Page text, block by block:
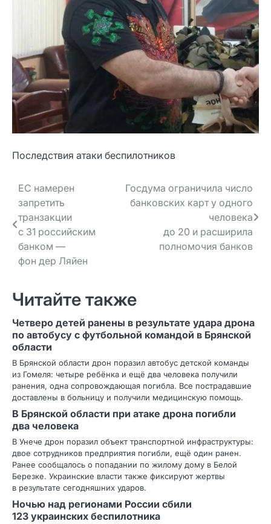
Последствия атаки беспилотников
Навигация
по записям
ЕС намерен
запретить
транзакции
с 31 российским
банком —
фон дер Ляйен
Госдума ограничила число
банковских карт у одного
человека
до 20 и расширила
полномочия банков
Читайте также
Четверо детей ранены в результате удара дрона
по автобусу с футбольной командой в Брянской
области
В Брянской области дрон поразил автобус детской команды
из Гомеля: четыре ребёнка и ещё два человека получили
ранения, одна сопровождающая погибла. Все пострадавшие
доставлены в больницу и получили медицинскую помощь.
В Брянской области при атаке дрона погибли
два человека
В Унече дрон поразил объект транспортной инфраструктуры:
двое сотрудников предприятия погибли, ещё один ранен.
Ранее сообщалось о попадании по жилому дому в Белой
Березке. Украинские власти также фиксируют жертвы
в результате сегодняшних ударов.
Ночью над регионами России сбили
123 украинских беспилотника